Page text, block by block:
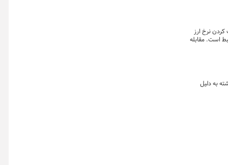
کردن نرخ ارز
است. مقابله
به دلیل